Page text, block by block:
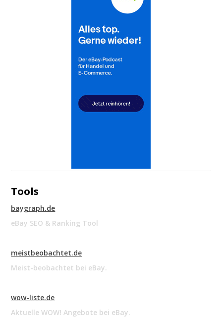
Tools
baygraph.de
eBay SEO & Ranking Tool
meistbeobachtet.de
Meist-beobachtet bei eBay.
wow-liste.de
Aktuelle WOW! Angebote bei eBay.